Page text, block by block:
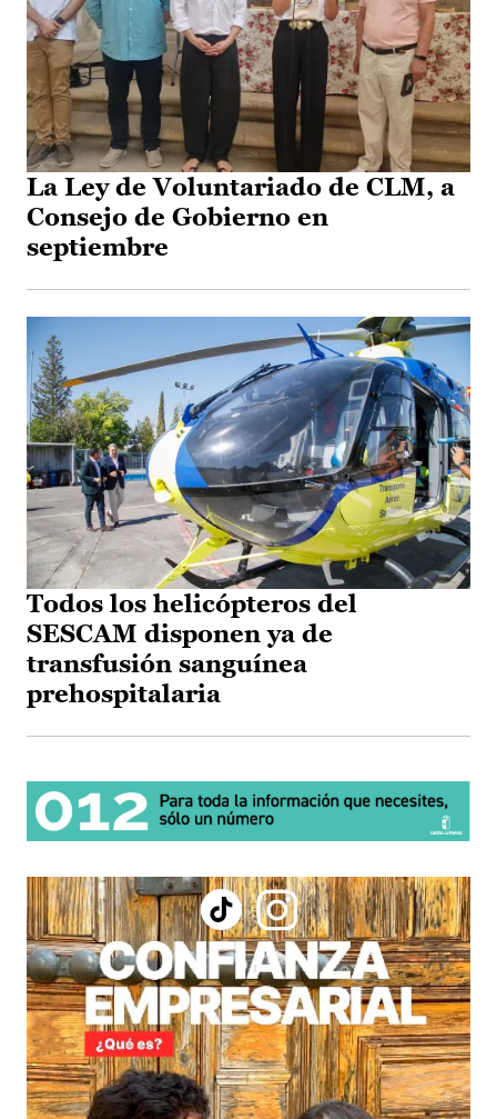
La Ley de Voluntariado de CLM, a
Consejo de Gobierno en
septiembre
Todos los helicópteros del
SESCAM disponen ya de
transfusión sanguínea
prehospitalaria